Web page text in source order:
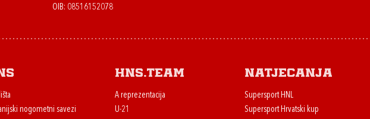
OIB: 08516152078
nogometni savezi
HNS.team
A reprezentacija
U-21
Natjecanja
Supersport HNL
Supersport Hrvatski kup